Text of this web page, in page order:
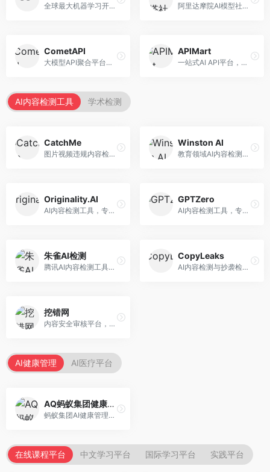
全球最大机器学习开源社区，整合模型库与开发工具。面向AI研究者和开发者，提供开源模型、数据集、开发工具等资源，开源生态最完善。 阿里达摩院AI模型社区，专注于中文AI生态。面向中文开发者，提供开源模型、数据集、开发工具等资源，中文模型丰富。
CometAPI
大模型API聚合平台，整合多种AI模型服务。面向开发者，提供统一接口、模型切换、监控分析等服务，API管理便捷。
APIMart
一站式AI API平台，整合多种AI服务。面向开发者，提供模型API、图像处理、语音识别等服务，API种类丰富。
AI内容检测工具 学术检测
CatchMe
图片视频违规内容检测平台，专注于视觉内容安全。面向内容平台，提供图片审核、视频审核、直播监控等服务，视觉检测专业。
Winston AI
教育领域AI内容检测平台，专注于学术诚信。面向教育机构，提供AI内容检测、抄袭检测、报告生成等服务，教育适配性强。
Originality.AI
AI内容检测工具，专注于内容原创性验证。面向内容创作者和出版商，提供AI检测、抄袭检测、批量分析等服务，检测精度高。
GPTZero
AI内容检测工具，专注于AI生成文本识别。面向教育工作者和出版商，提供文本检测、批量分析、API接口等服务，检测准确率高。
朱雀AI检测
腾讯AI内容检测工具，专注于中文内容识别。面向中文用户，提供AI内容检测、文本分析、报告生成等服务，中文检测专业。
CopyLeaks
AI内容检测与抄袭检测平台，专注于内容原创性验证。面向教育机构和出版商，提供AI检测、抄袭检测、多语言支持等服务，检测全面。
挖错网
内容安全审核平台，专注于违规内容检测。面向企业和平台，提供内容审核、敏感词检测、风险预警等服务，安全审核专业。
AI健康管理 AI医疗平台
AQ蚂蚁集团健康管家
蚂蚁集团AI健康管理服务，专注于个人健康监测。面向个人用户，提供健康评估、慢病管理、健康建议等服务，健康管理便捷。
在线课程平台 中文学习平台 国际学习平台 实践平台